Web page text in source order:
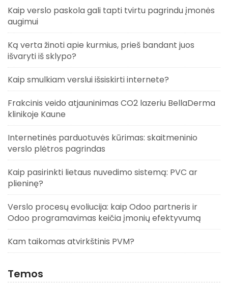
Kaip verslo paskola gali tapti tvirtu pagrindu įmonės
augimui
Ką verta žinoti apie kurmius, prieš bandant juos
išvaryti iš sklypo?
Kaip smulkiam verslui išsiskirti internete?
Frakcinis veido atjauninimas CO2 lazeriu BellaDerma
klinikoje Kaune
Internetinės parduotuvės kūrimas: skaitmeninio
verslo plėtros pagrindas
Kaip pasirinkti lietaus nuvedimo sistemą: PVC ar
plieninę?
Verslo procesų evoliucija: kaip Odoo partneris ir
Odoo programavimas keičia įmonių efektyvumą
Kam taikomas atvirkštinis PVM?
Temos